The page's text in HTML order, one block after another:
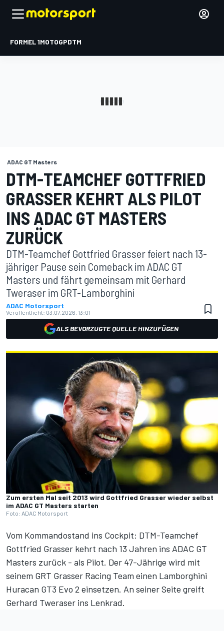
FORMEL 1MOTOGPDTM
ADAC GT Masters
DTM-TEAMCHEF GOTTFRIED
GRASSER KEHRT ALS PILOT
INS ADAC GT MASTERS
ZURÜCK
DTM-Teamchef Gottfried Grasser feiert nach 13-
jähriger Pause sein Comeback im ADAC GT
Masters und fährt gemeinsam mit Gerhard
Tweraser im GRT-Lamborghini
ADAC Motorsport
Veröffentlicht: 03.07.2026, 13:01
ALS BEVORZUGTE QUELLE HINZUFÜGEN
Zum ersten Mal seit 2013 wird Gottfried Grasser wieder selbst
im ADAC GT Masters starten
Foto: ADAC Motorsport
Vom Kommandostand ins Cockpit: DTM-Teamchef
Gottfried Grasser kehrt nach 13 Jahren ins ADAC GT
Masters zurück - als Pilot. Der 47-Jährige wird mit
seinem GRT Grasser Racing Team einen Lamborghini
Huracan GT3 Evo 2 einsetzen. An seiner Seite greift
Gerhard Tweraser ins Lenkrad.